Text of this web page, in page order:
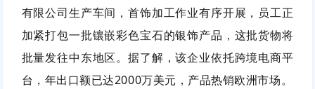
有限公司生产车间，首饰加工作业有序开展，员工正
加紧打包一批镶嵌彩色宝石的银饰产品，这批货物将
批量发往中东地区。据了解，该企业依托跨境电商平
台，年出口额已达2000万美元，产品热销欧洲市场。